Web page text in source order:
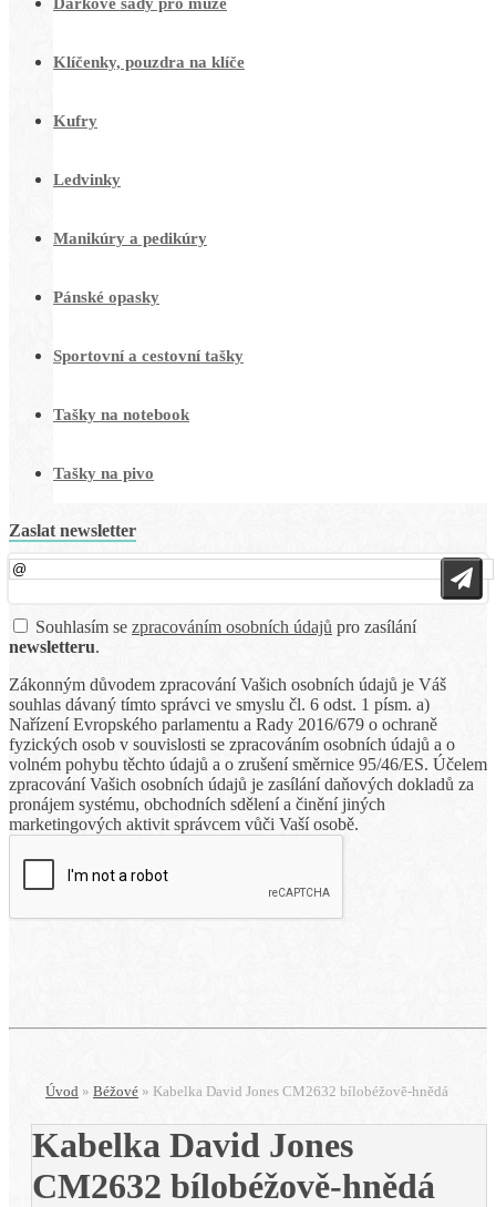
Klíčenky, pouzdra na klíče
Kufry
Ledvinky
Manikúry a pedikúry
Pánské opasky
Sportovní a cestovní tašky
Tašky na notebook
Tašky na pivo
Zaslat newsletter
Souhlasím se zpracováním osobních údajů pro zasílání
newsletteru.
Zákonným důvodem zpracování Vašich osobních údajů je Váš
souhlas dávaný tímto správci ve smyslu čl. 6 odst. 1 písm. a)
Nařízení Evropského parlamentu a Rady 2016/679 o ochraně
fyzických osob v souvislosti se zpracováním osobních údajů a o
volném pohybu těchto údajů a o zrušení směrnice 95/46/ES. Účelem
zpracování Vašich osobních údajů je zasílání daňových dokladů za
pronájem systému, obchodních sdělení a činění jiných
marketingových aktivit správcem vůči Vaší osobě.
Úvod » Béžové » Kabelka David Jones CM2632 bílobéžově-hnědá
Kabelka David Jones
CM2632 bílobéžově-hnědá